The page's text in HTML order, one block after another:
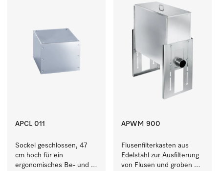
APCL 011
Sockel geschlossen, 47
cm hoch für ein
ergonomisches Be- und
APWM 900
Flusenfilterkasten aus
Edelstahl zur Ausfilterung
von Flusen und groben